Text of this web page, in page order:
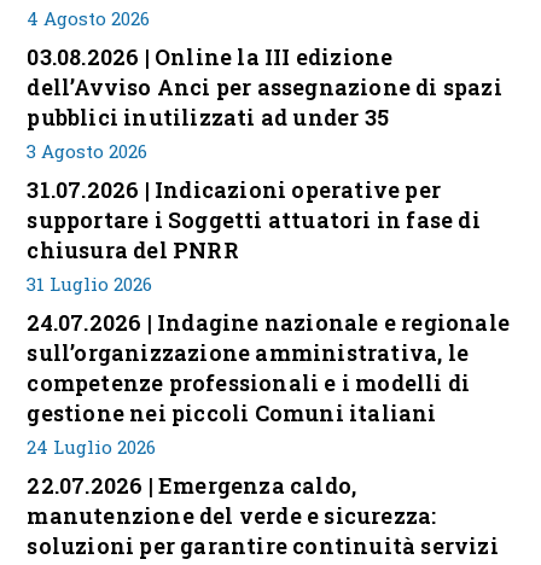
4 Agosto 2026
03.08.2026 | Online la III edizione
dell’Avviso Anci per assegnazione di spazi
pubblici inutilizzati ad under 35
3 Agosto 2026
31.07.2026 | Indicazioni operative per
supportare i Soggetti attuatori in fase di
chiusura del PNRR
31 Luglio 2026
24.07.2026 | Indagine nazionale e regionale
sull’organizzazione amministrativa, le
competenze professionali e i modelli di
gestione nei piccoli Comuni italiani
24 Luglio 2026
22.07.2026 | Emergenza caldo,
manutenzione del verde e sicurezza:
soluzioni per garantire continuità servizi